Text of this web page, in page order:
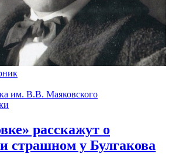
им. В.В. Маяковского
расскажут о
страшном у Булгакова